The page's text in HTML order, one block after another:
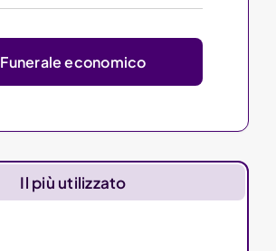
Funerale economico
Il più utilizzato